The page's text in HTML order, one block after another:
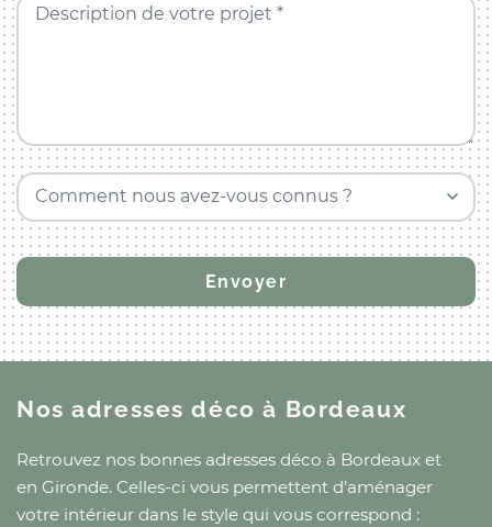
Description de votre projet *
Comment nous avez-vous connus ?
Nos adresses décoà Bordeaux
Retrouvez nos bonnes adresses déco à Bordeaux et
en Gironde. Celles-ci vous permettent d’aménager
votre intérieur dans le style qui vous correspond :